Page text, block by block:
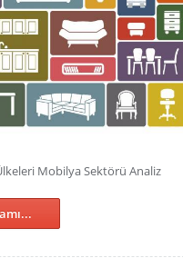
Mobilya Sektörü Analiz